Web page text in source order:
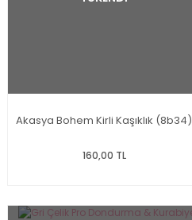
Akasya Bohem Kirli Kaşıklık (8b34)
160,00 TL